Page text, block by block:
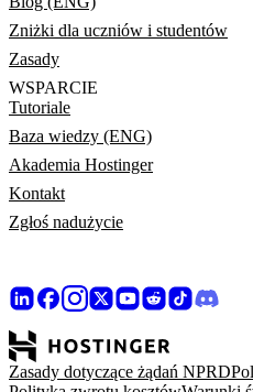
Zniżki dla uczniów i studentów
Zasady
WSPARCIE
Tutoriale
Baza wiedzy (ENG)
Akademia Hostinger
Kontakt
Zgłoś nadużycie
Zasady dotyczące żądań NPRD